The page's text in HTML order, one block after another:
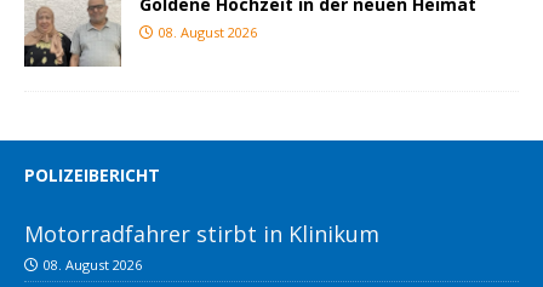
08. August 2026
POLIZEIBERICHT
Motorradfahrer stirbt in Klinikum
08. August 2026